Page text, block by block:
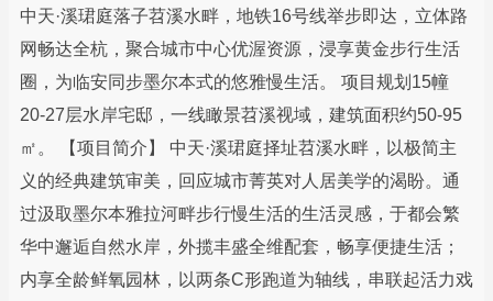
中天·溪珺庭落子苕溪水畔，地铁16号线举步即达，立体路
网畅达全杭，聚合城市中心优渥资源，浸享黄金步行生活
圈，为临安同步墨尔本式的悠雅慢生活。 项目规划15幢
20-27层水岸宅邸，一线瞰景苕溪视域，建筑面积约50-95
㎡。 【项目简介】 中天·溪珺庭择址苕溪水畔，以极简主
义的经典建筑审美，回应城市菁英对人居美学的渴盼。通
过汲取墨尔本雅拉河畔步行慢生活的生活灵感，于都会繁
华中邂逅自然水岸，外揽丰盛全维配套，畅享便捷生活；
内享全龄鲜氧园林，以两条C形跑道为轴线，串联起活力戏